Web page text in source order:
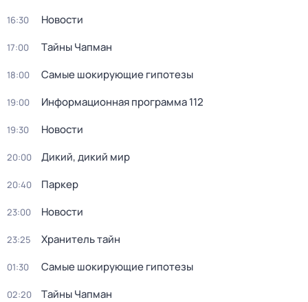
16:30 Новости
17:00 Тaйны Чапман
18:00 Самые шoкиpующие гипотезы
19:00 Информационная программа 112
19:30 Новости
20:00 Дикий, дикий мир
20:40 Паркер
23:00 Новости
23:25 Хранитель тайн
01:30 Самые шoкиpующие гипотезы
02:20 Тaйны Чапман